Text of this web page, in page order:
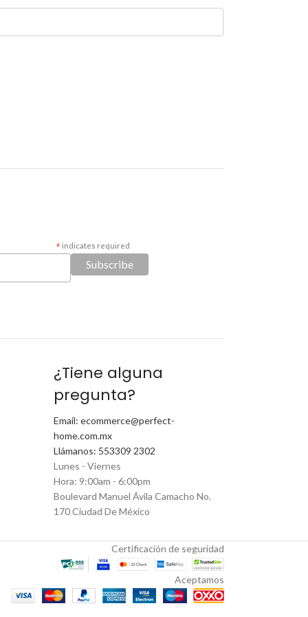
* indicates required
¿Tiene alguna
pregunta?
Email: ecommerce@perfect-
home.com.mx
Llámanos: 553309 2302
Lunes - Viernes
Hora: 9:00am - 6:00pm
Boulevard Manuel Ávila Camacho No.
170 Ciudad De México
Certificación de seguridad
Aceptamos